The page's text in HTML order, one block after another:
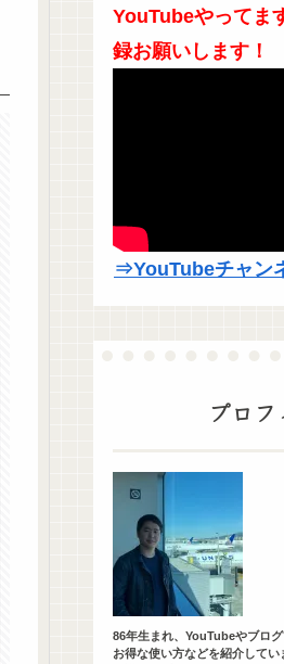
YouTubeやってま
録お願いします！
⇒YouTubeチャン
プロ
86年生まれ、YouTubeやブロ
お得な使い方などを紹介してい